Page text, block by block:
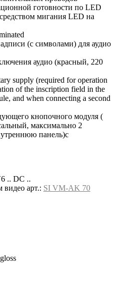
готовности по LED
мигания LED на
(с символами) для аудио
аудио (красный, 220
supply (required for operation
of the inscription field in the
and when connecting a second
кнопочного модуля (
максимально 2
панель)с
.. DC ..
арт.: SI VM-AK 70